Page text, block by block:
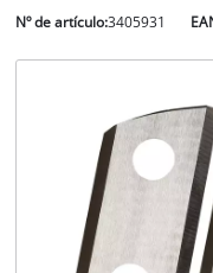
Nº de artículo:3405931